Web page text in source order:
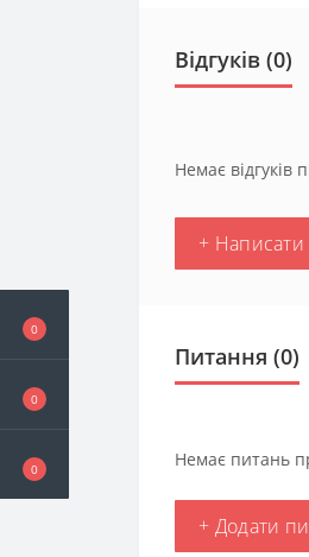
0
0
0
Відгуків (0)
Немає відгуків
+ Написати
Питання (0)
Немає питань
+ Додати